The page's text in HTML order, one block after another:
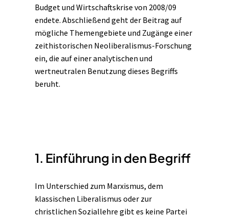
Budget und Wirtschaftskrise von 2008/09
endete. Abschließend geht der Beitrag auf
mögliche Themengebiete und Zugänge einer
zeithistorischen Neoliberalismus-Forschung
ein, die auf einer analytischen und
wertneutralen Benutzung dieses Begriffs
beruht.
1. Einführung in den Begriff
Im Unterschied zum Marxismus, dem
klassischen Liberalismus oder zur
christlichen Soziallehre gibt es keine Partei